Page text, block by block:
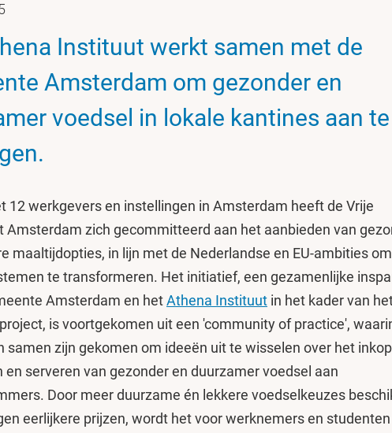
Instituut werkt samen met de
Amsterdam om gezonder en
voedsel in lokale kantines aan te
12 werkgevers en instellingen in Amsterdam heeft de Vrije
Amsterdam zich gecommitteerd aan het aanbieden van
maaltijdopties, in lijn met de Nederlandse en EU-ambities om
te transformeren. Het initiatief, een gezamenlijke
Amsterdam en hetAthena Instituut in het kader van
is voortgekomen uit een 'community of practice',
samen zijn gekomen om ideeën uit te wisselen over het
en serveren van gezonder en duurzamer voedsel aan
Door meer duurzame én lekkere voedselkeuzes
eerlijkere prijzen, wordt het voor werknemers en studenten